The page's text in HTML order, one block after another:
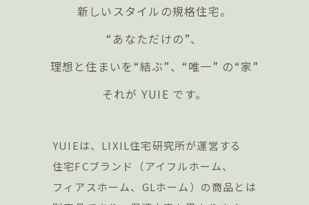
新しいスタイルの規格住宅。
“あなただけの”、
理想と住まいを“結ぶ”、“唯一” の“家”
それが YUIE です。
YUIEは、LIXIL住宅研究所が運営する
住宅FCブランド（アイフルホーム、
フィアスホーム、GLホーム）の商品とは